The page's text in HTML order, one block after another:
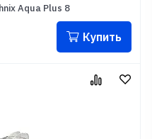
Aqua Plus 8
Купить